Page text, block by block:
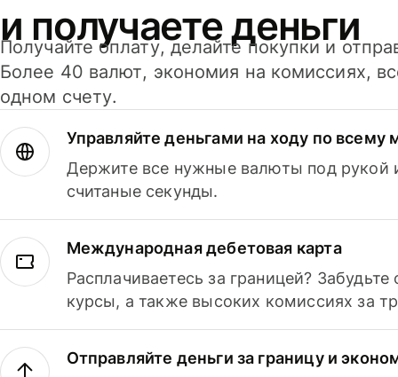
и получаете деньги
Получайте оплату, делайте покупки и
Более 40 валют, экономия на комиссиях,
одном счету.
Управляйте деньгами на ходу по всему
Держите все нужные валюты под рукой
считаные секунды.
Международная дебетовая карта
Расплачиваетесь за границей?
курсы, а также высоких комиссиях за
Отправляйте деньги за границу и